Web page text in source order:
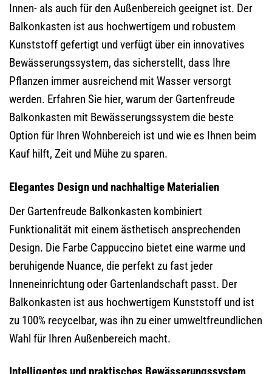
Innen- als auch für den Außenbereich geeignet ist. Der
Balkonkasten ist aus hochwertigem und robustem
Kunststoff gefertigt und verfügt über ein innovatives
Bewässerungssystem, das sicherstellt, dass Ihre
Pflanzen immer ausreichend mit Wasser versorgt
werden. Erfahren Sie hier, warum der Gartenfreude
Balkonkasten mit Bewässerungssystem die beste
Option für Ihren Wohnbereich ist und wie es Ihnen beim
Kauf hilft, Zeit und Mühe zu sparen.
Elegantes Design und nachhaltige Materialien
Der Gartenfreude Balkonkasten kombiniert
Funktionalität mit einem ästhetisch ansprechenden
Design. Die Farbe Cappuccino bietet eine warme und
beruhigende Nuance, die perfekt zu fast jeder
Inneneinrichtung oder Gartenlandschaft passt. Der
Balkonkasten ist aus hochwertigem Kunststoff und ist
zu 100% recycelbar, was ihn zu einer umweltfreundlichen
Wahl für Ihren Außenbereich macht.